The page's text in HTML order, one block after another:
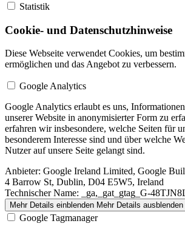
Statistik
Cookie- und Datenschutzhinweise
Diese Webseite verwendet Cookies, um
ermöglichen und das Angebot zu verbessern.
Google Analytics
Google Analytics erlaubt es uns,
unserer Website in anonymisierter Form zu
erfahren wir insbesondere, welche Seiten für
besonderem Interesse sind und über welche
Nutzer auf unsere Seite gelangt sind.
Anbieter: Google Ireland Limited, Google
4 Barrow St, Dublin, D04 E5W5, Ireland
Technischer Name: _ga,_gat_gtag_G-
Mehr Details einblenden Mehr Details ausblenden
Google Tagmanager